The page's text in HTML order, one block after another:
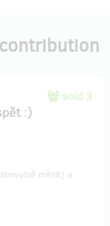
sold 3
:)
měnit) a